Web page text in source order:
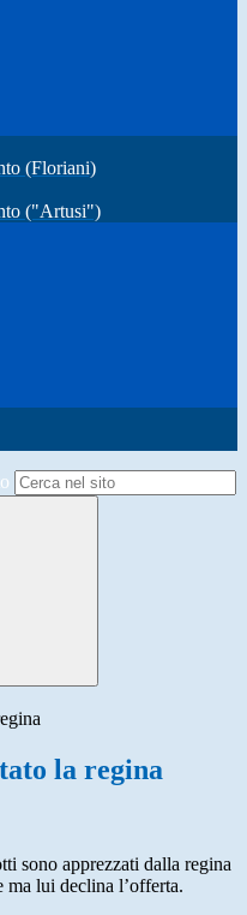
(Floriani)
("Artusi")
la regina
sono apprezzati dalla regina
ma lui declina l’offerta.